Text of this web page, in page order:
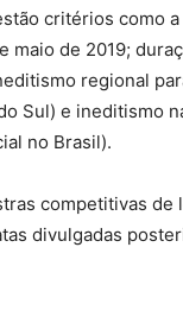
critérios como
maio de 2019;
regional
Sul) e ineditismo
no Brasil).
competitivas
divulgadas